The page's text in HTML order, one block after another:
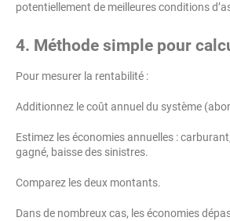
potentiellement de meilleures conditions
4. Méthode simple pour
Pour mesurer la rentabilité :
Additionnez le coût annuel du système
Estimez les économies annuelles :
gagné, baisse des sinistres.
Comparez les deux montants.
Dans de nombreux cas, les économies